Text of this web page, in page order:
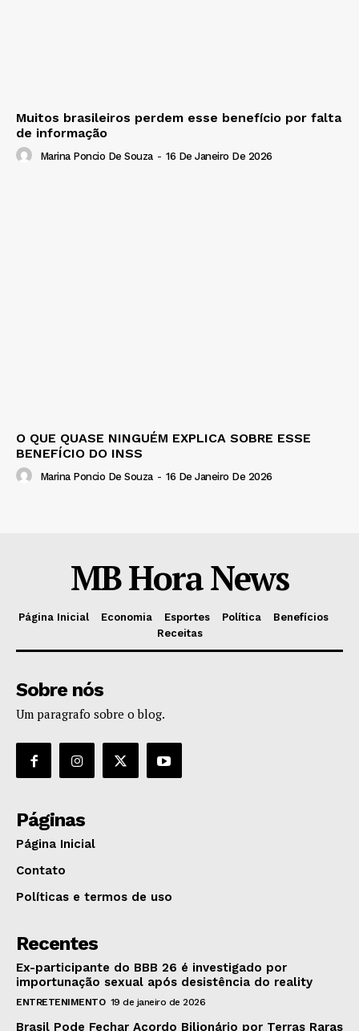
Muitos brasileiros perdem esse benefício por falta
de informação
Marina Poncio De Souza - 16 De Janeiro De 2026
O QUE QUASE NINGUÉM EXPLICA SOBRE ESSE
BENEFÍCIO DO INSS
Marina Poncio De Souza - 16 De Janeiro De 2026
MB Hora News
Página Inicial Economia Esportes Política
Benefícios
Receitas
Sobre nós
Um paragrafo sobre o blog.
Páginas
Página Inicial
Contato
Políticas e termos de uso
Recentes
Ex-participante do BBB 26 é investigado por
importunação sexual após desistência do reality
ENTRETENIMENTO 19 de janeiro de 2026
Brasil Pode Fechar Acordo Bilionário por Terras Raras